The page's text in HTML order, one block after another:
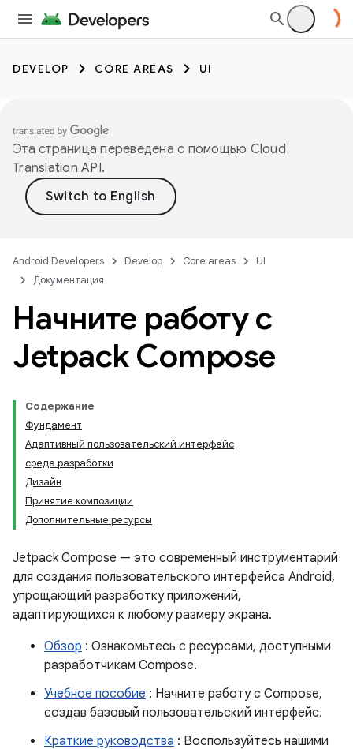
DEVELOP CORE AREAS UI
Эта страница переведена с помощью Cloud
Translation API.
Android Developers Develop Core areas
UI
Документация
Начните работу с
Jetpack Compose
Содержание
Фундамент
Адаптивный пользовательский интерфейс
среда разработки
Дизайн
Принятие композиции
Дополнительные ресурсы
Jetpack Compose — это современный инструментарий
для создания пользовательского интерфейса Android,
упрощающий разработку приложений,
адаптирующихся к любому размеру экрана.
Обзор : Ознакомьтесь с ресурсами, доступными
разработчикам Compose.
Учебное пособие : Начните работу с Compose,
создав базовый пользовательский интерфейс.
Краткие руководства : Воспользуйтесь нашими